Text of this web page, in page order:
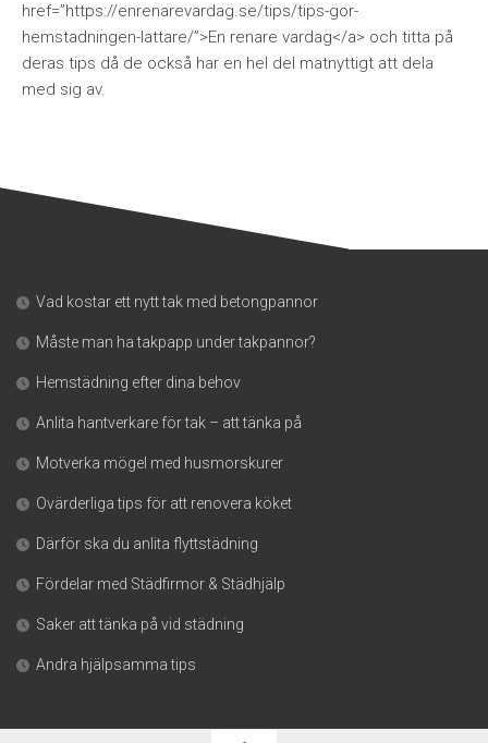
href=”https://enrenarevardag.se/tips/tips-gor-
hemstadningen-lattare/”>En renare vardag</a> och titta på
deras tips då de också har en hel del matnyttigt att dela
med sig av.
Vad kostar ett nytt tak med betongpannor
Måste man ha takpapp under takpannor?
Hemstädning efter dina behov
Anlita hantverkare för tak – att tänka på
Motverka mögel med husmorskurer
Ovärderliga tips för att renovera köket
Därför ska du anlita flyttstädning
Fördelar med Städfirmor & Städhjälp
Saker att tänka på vid städning
Andra hjälpsamma tips